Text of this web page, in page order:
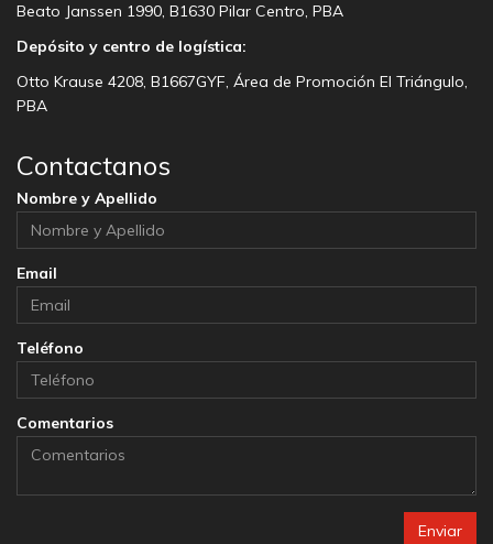
Beato Janssen 1990, B1630 Pilar Centro, PBA
Depósito y centro de logística:
Otto Krause 4208, B1667GYF, Área de Promoción El Triángulo,
PBA
Contactanos
Nombre y Apellido
Email
Teléfono
Comentarios
Enviar